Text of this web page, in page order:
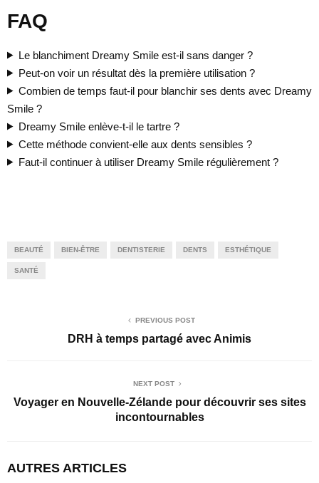
FAQ
Le blanchiment Dreamy Smile est-il sans danger ?
Peut-on voir un résultat dès la première utilisation ?
Combien de temps faut-il pour blanchir ses dents avec Dreamy
Smile ?
Dreamy Smile enlève-t-il le tartre ?
Cette méthode convient-elle aux dents sensibles ?
Faut-il continuer à utiliser Dreamy Smile régulièrement ?
BEAUTÉ BIEN-ÊTRE DENTISTERIE DENTS ESTHÉTIQUE
SANTÉ
PREVIOUS POST
DRH à temps partagé avec Animis
NEXT POST
Voyager en Nouvelle-Zélande pour découvrir ses sites
incontournables
AUTRES ARTICLES